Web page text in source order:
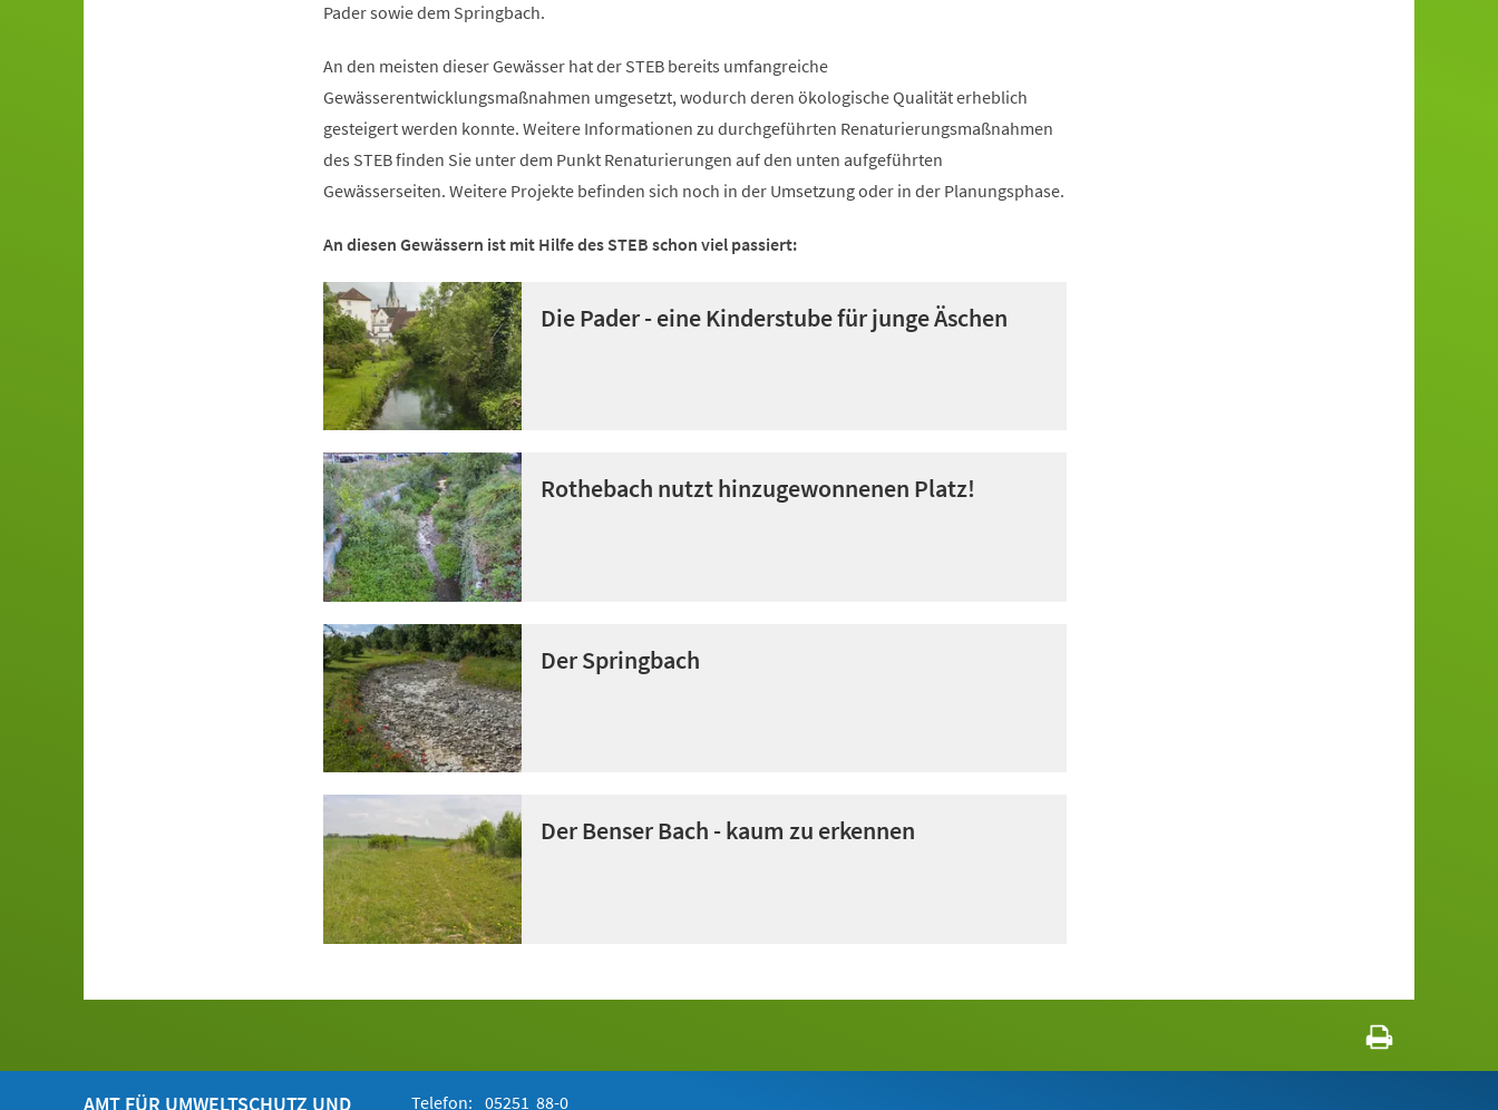
Pader sowie dem Springbach.
An den meisten dieser Gewässer hat der STEB bereits umfangreiche
Gewässerentwicklungsmaßnahmen umgesetzt, wodurch deren ökologische Qualität erheblich
gesteigert werden konnte. Weitere Informationen zu durchgeführten Renaturierungsmaßnahmen
des STEB finden Sie unter dem Punkt Renaturierungen auf den unten aufgeführten
Gewässerseiten. Weitere Projekte befinden sich noch in der Umsetzung oder in der Planungsphase.
An diesen Gewässern ist mit Hilfe des STEB schon viel passiert:
Die Pader - eine Kinderstube für junge Äschen
Rothebach nutzt hinzugewonnenen Platz!
Der Springbach
Der Benser Bach - kaum zu erkennen
AMT FÜR UMWELTSCHUTZ UND Telefon: 05251 88-0